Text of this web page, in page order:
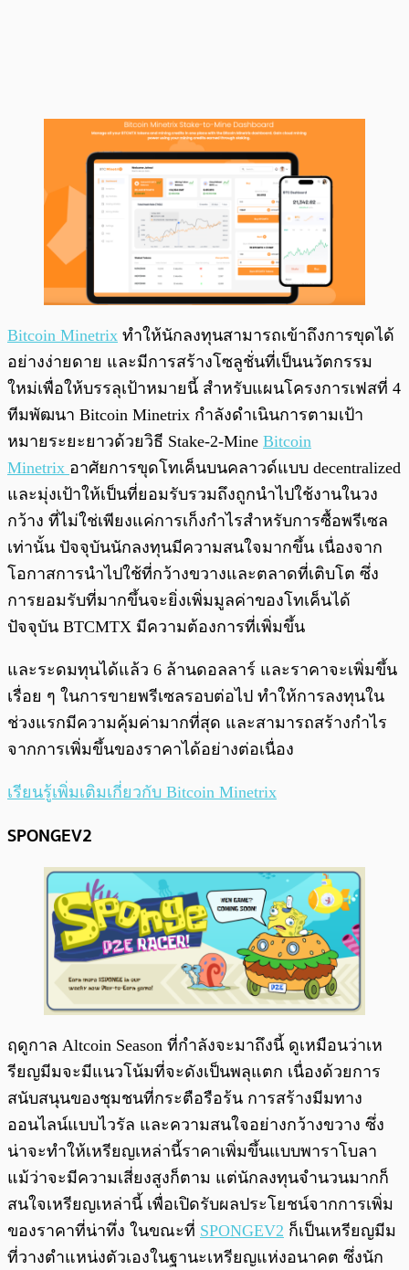
Bitcoin Minetrix ทำให้นักลงทุนสามารถเข้าถึงการขุดได้
อย่างง่ายดาย และมีการสร้างโซลูชั่นที่เป็นนวัตกรรม
ใหม่เพื่อให้บรรลุเป้าหมายนี้ สำหรับแผนโครงการเฟสที่ 4
ทีมพัฒนา Bitcoin Minetrix กำลังดำเนินการตามเป้า
หมายระยะยาวด้วยวิธี Stake-2-Mine Bitcoin
Minetrix อาศัยการขุดโทเค็นบนคลาวด์แบบ decentralized
และมุ่งเป้าให้เป็นที่ยอมรับรวมถึงถูกนำไปใช้งานในวง
กว้าง ที่ไม่ใช่เพียงแค่การเก็งกำไรสำหรับการซื้อพรีเซล
เท่านั้น ปัจจุบันนักลงทุนมีความสนใจมากขึ้น เนื่องจาก
โอกาสการนำไปใช้ที่กว้างขวางและตลาดที่เติบโต ซึ่ง
การยอมรับที่มากขึ้นจะยิ่งเพิ่มมูลค่าของโทเค็นได้
ปัจจุบัน BTCMTX มีความต้องการที่เพิ่มขึ้น
และระดมทุนได้แล้ว 6 ล้านดอลลาร์ และราคาจะเพิ่มขึ้น
เรื่อย ๆ ในการขายพรีเซลรอบต่อไป ทำให้การลงทุนใน
ช่วงแรกมีความคุ้มค่ามากที่สุด และสามารถสร้างกำไร
จากการเพิ่มขึ้นของราคาได้อย่างต่อเนื่อง
เรียนรู้เพิ่มเติมเกี่ยวกับ Bitcoin Minetrix
SPONGEV2
ฤดูกาล Altcoin Season ที่กำลังจะมาถึงนี้ ดูเหมือนว่าเห
รียญมีมจะมีแนวโน้มที่จะดังเป็นพลุแตก เนื่องด้วยการ
สนับสนุนของชุมชนที่กระตือรือร้น การสร้างมีมทาง
ออนไลน์แบบไวรัล และความสนใจอย่างกว้างขวาง ซึ่ง
น่าจะทำให้เหรียญเหล่านี้ราคาเพิ่มขึ้นแบบพาราโบลา
แม้ว่าจะมีความเสี่ยงสูงก็ตาม แต่นักลงทุนจำนวนมากก็
สนใจเหรียญเหล่านี้ เพื่อเปิดรับผลประโยชน์จากการเพิ่ม
ของราคาที่น่าทึ่ง ในขณะที่ SPONGEV2 ก็เป็นเหรียญมีม
ที่วางตำแหน่งตัวเองในฐานะเหรียญแห่งอนาคต ซึ่งนัก